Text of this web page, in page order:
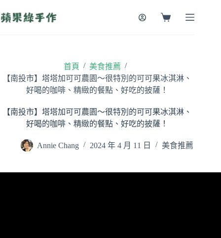
至
購
首頁 / 美食推薦 /
【南投市】塔塔加可可農園～很特別的可可果冰淇淋、
好喝的咖啡、精緻的餐點、好吃的披薩！
【南投市】塔塔加可可農園～很特別的可可果冰淇淋、
好喝的咖啡、精緻的餐點、好吃的披薩！
Annie Chang 2024 年 4 月 11 日 美食推薦